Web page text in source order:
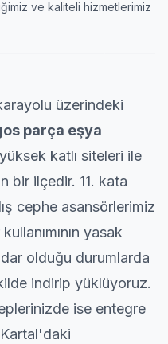
ve kaliteli hizmetlerimiz
Haber
İç
üzerindeki
parça eşya
katlı siteleri ile
bir ilçedir. 11. kata
cephe asansörlerimiz
yasak
olduğu durumlarda
indirip yüklüyoruz.
ise entegre